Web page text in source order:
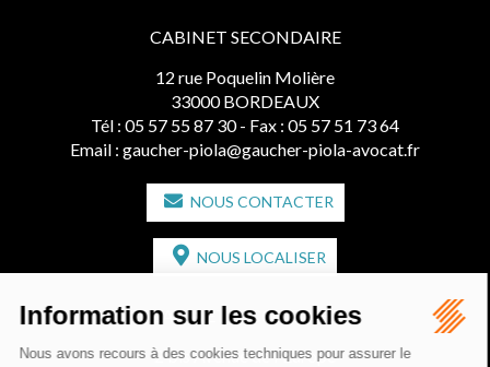
CABINET SECONDAIRE
12 rue Poquelin Molière
33000 BORDEAUX
Tél : 05 57 55 87 30 - Fax : 05 57 51 73 64
Email : gaucher-piola@gaucher-piola-avocat.fr
NOUS CONTACTER
NOUS LOCALISER
CABINET SECONDAIRE
2 bis Avenue de l'Europe